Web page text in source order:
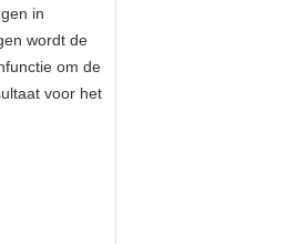
in
wordt de
om de
voor het